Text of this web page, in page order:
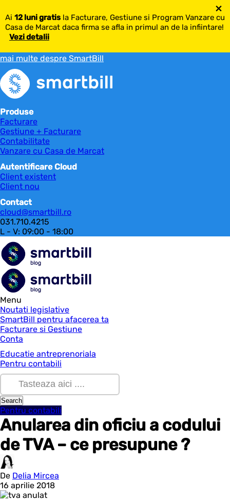
Ai 12 luni gratis la Facturare, Gestiune si Program Vanzare cu
Casa de Marcat daca firma se afla in primul an de la infiintare!
Vezi detalii
×
mai multe despre SmartBill
Produse
Facturare
Gestiune + Facturare
Contabilitate
Vanzare cu Casa de Marcat
Autentificare Cloud
Client existent
Client nou
Contact
cloud@smartbill.ro
031.710.4215
L - V: 09:00 - 18:00
Menu
Noutati legislative
SmartBill pentru afacerea ta
Facturare si Gestiune
Conta
Educatie antreprenoriala
Pentru contabili
Pentru contabili
Anularea din oficiu a codului
de TVA – ce presupune ?
De Delia Mircea
16 aprilie 2018